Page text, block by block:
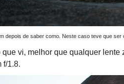
depois de saber como. Neste caso teve que ser
que vi, melhor que qualquer lente
f/1.8.